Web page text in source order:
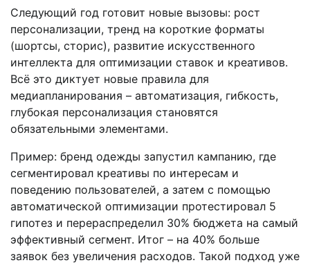
Следующий год готовит новые вызовы: рост
персонализации, тренд на короткие форматы
(шортсы, сторис), развитие искусственного
интеллекта для оптимизации ставок и креативов.
Всё это диктует новые правила для
медиапланирования – автоматизация, гибкость,
глубокая персонализация становятся
обязательными элементами.
Пример: бренд одежды запустил кампанию, где
сегментировал креативы по интересам и
поведению пользователей, а затем с помощью
автоматической оптимизации протестировал 5
гипотез и перераспределил 30% бюджета на самый
эффективный сегмент. Итог – на 40% больше
заявок без увеличения расходов. Такой подход уже